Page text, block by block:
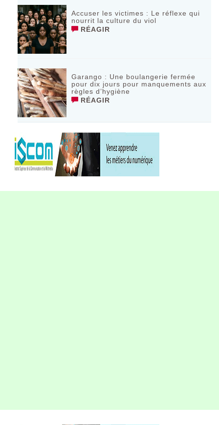
Accuser les victimes : Le réflexe qui
nourrit la culture du viol
RÉAGIR
Garango : Une boulangerie fermée
pour dix jours pour manquements aux
règles d’hygiène
RÉAGIR